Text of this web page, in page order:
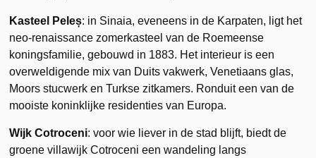
Kasteel Peleș: in Sinaia, eveneens in de Karpaten, ligt het
neo-renaissance zomerkasteel van de Roemeense
koningsfamilie, gebouwd in 1883. Het interieur is een
overweldigende mix van Duits vakwerk, Venetiaans glas,
Moors stucwerk en Turkse zitkamers. Ronduit een van de
mooiste koninklijke residenties van Europa.
Wijk Cotroceni: voor wie liever in de stad blijft, biedt de
groene villawijk Cotroceni een wandeling langs